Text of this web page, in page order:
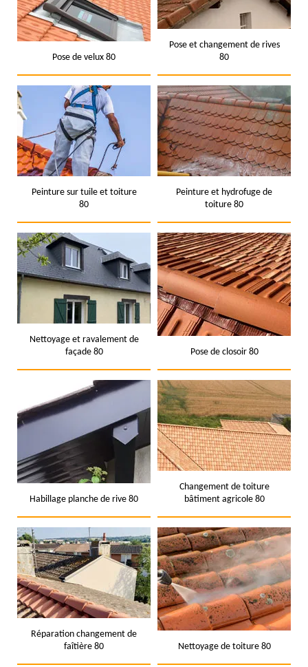
Pose de velux 80
Pose et changement de rives
80
Peinture sur tuile et toiture
80
Peinture et hydrofuge de
toiture 80
Nettoyage et ravalement de
façade 80
Pose de closoir 80
Habillage planche de rive 80
Changement de toiture
bâtiment agricole 80
Réparation changement de
faîtière 80
Nettoyage de toiture 80